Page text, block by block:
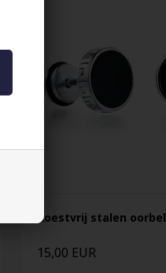
Roestvrij stalen oorbel
15,00 EUR